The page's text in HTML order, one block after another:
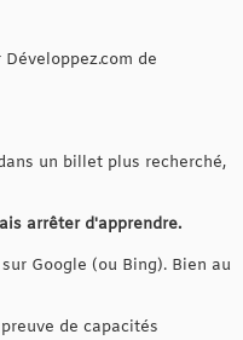
de
un billet plus recherché,
arrêter d'apprendre.
Google (ou Bing). Bien au
de capacités